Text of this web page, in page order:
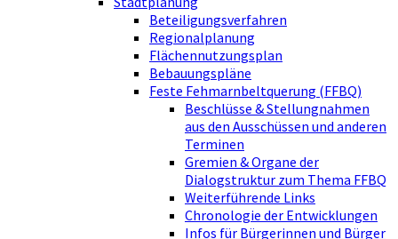
Beteiligungsverfahren
Regionalplanung
Flächennutzungsplan
Bebauungspläne
Feste Fehmarnbeltquerung (FFBQ)
Beschlüsse & Stellungnahmen
aus den Ausschüssen und anderen
Terminen
Gremien & Organe der
Dialogstruktur zum Thema FFBQ
Weiterführende Links
Chronologie der Entwicklungen
Infos für Bürgerinnen und Bürger